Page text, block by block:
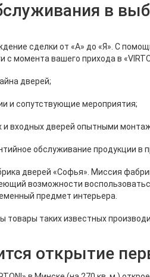
в
сделки от «А» до «Я». С
момента вашего прихода в
дверей;
мероприятия;
дверей опытными
обслуживание продукции в
дверей «Софья». Миссия
возможности
предмет интерьера.
таких известных
открытие